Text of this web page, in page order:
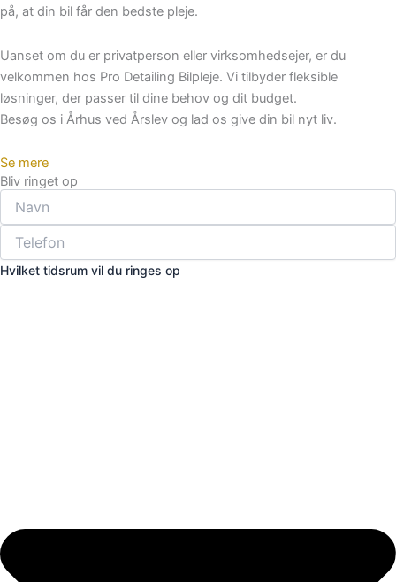
på, at din bil får den bedste pleje.
Uanset om du er privatperson eller virksomhedsejer, er du
velkommen hos Pro Detailing Bilpleje. Vi tilbyder fleksible
løsninger, der passer til dine behov og dit budget.
Besøg os i Århus ved Årslev og lad os give din bil nyt liv.
Se mere
Bliv ringet op
Hvilket tidsrum vil du ringes op